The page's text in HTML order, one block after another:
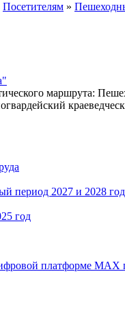
Посетителям »
маршрута:
период 2027 и 2028
год
платформе МАХ